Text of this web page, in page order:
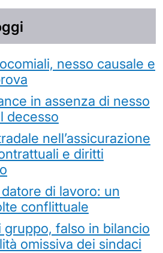
nesso causale e
in assenza di nesso
decesso
nell’assicurazione
e diritti
di lavoro: un
conflittuale
gruppo, falso in bilancio
omissiva dei sindaci